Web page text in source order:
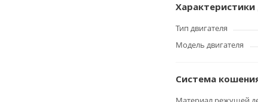
Характеристики
Тип двигателя
Модель двигателя
Система